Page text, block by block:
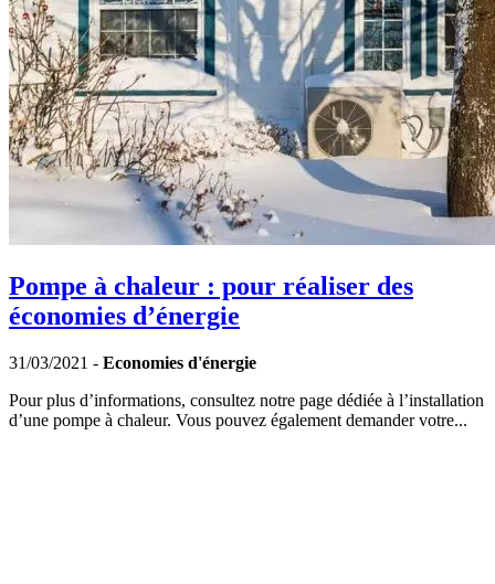
Pompe à chaleur : pour réaliser des
économies d’énergie
31/03/2021 - Economies d'énergie
Pour plus d’informations, consultez notre page dédiée à l’installation
d’une pompe à chaleur. Vous pouvez également demander votre...